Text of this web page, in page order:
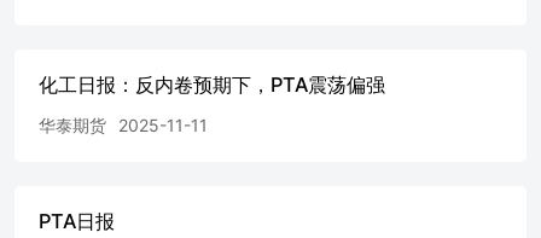
新区高新路42号金融大厦建行1801室电话：029-88455275邮
编：710075 浙江分公司 地址：杭州市下城区新华路6号224
业部 地址：上海市浦电路438号1306室(电梯16层F单元)电
化工日报：反内卷预期下，PTA震荡偏强
华泰期货 2025-11-11
PTA日报